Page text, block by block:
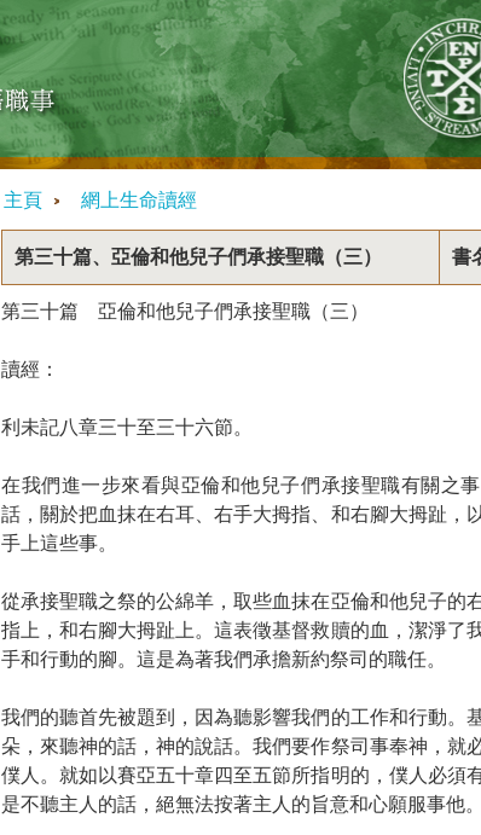
主頁 網上生命讀經
第三十篇、亞倫和他兒子們承接聖職（三） 書
第三十篇 亞倫和他兒子們承接聖職（三）
讀經：
利未記八章三十至三十六節。
在我們進一步來看與亞倫和他兒子們承接聖職有關之
話，關於把血抹在右耳、右手大拇指、和右腳大拇趾，
手上這些事。
從承接聖職之祭的公綿羊，取些血抹在亞倫和他兒子的
指上，和右腳大拇趾上。這表徵基督救贖的血，潔淨了
手和行動的腳。這是為著我們承擔新約祭司的職任。
我們的聽首先被題到，因為聽影響我們的工作和行動。
朵，來聽神的話，神的說話。我們要作祭司事奉神，就
僕人。就如以賽亞五十章四至五節所指明的，僕人必須
是不聽主人的話，絕無法按著主人的旨意和心願服事他。